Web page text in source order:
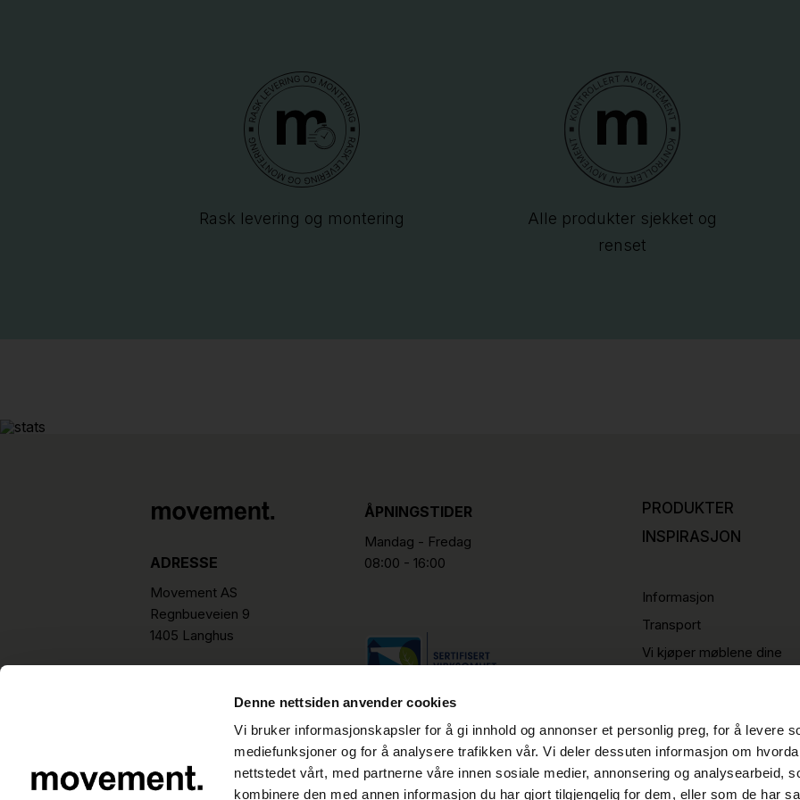
Denne nettsiden anvender cookies
Vi bruker informasjonskapsler for å gi innhold og annonser et personlig preg, for å levere
mediefunksjoner og for å analysere trafikken vår. Vi deler dessuten informasjon om
nettstedet vårt, med partnerne våre innen sosiale medier, annonsering og analysearbeid,
kombinere den med annen informasjon du har gjort tilgjengelig for dem, eller som de har
Rask levering og montering
Alle produkter sjekket og
renset
ADRESSE
Movement AS
Regnbueveien 9
1405 Langhus
hello@movement.as
ÅPNINGSTIDER
Mandag - Fredag
08:00 - 16:00
PRODUKTER
INSPIRASJON
Informasjon
Transport
Vi kjøper møblene dine